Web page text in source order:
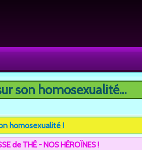
son homosexualité...
homosexualité !
de THÉ - NOS HÉROÏNES !